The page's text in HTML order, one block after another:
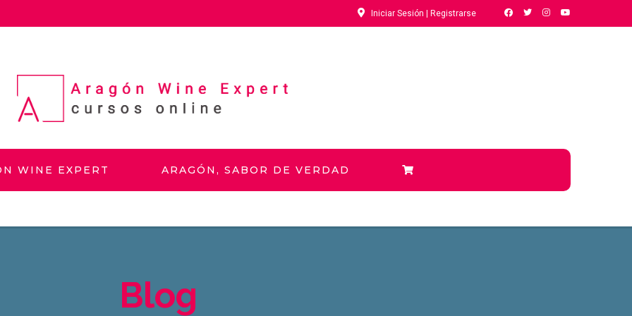
Iniciar Sesión | Registrarse
WINE EXPERT ARAGÓN, SABOR DE VERDAD
Blog